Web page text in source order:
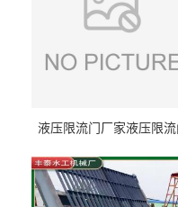
液压限流门厂家液压限流
泰制造